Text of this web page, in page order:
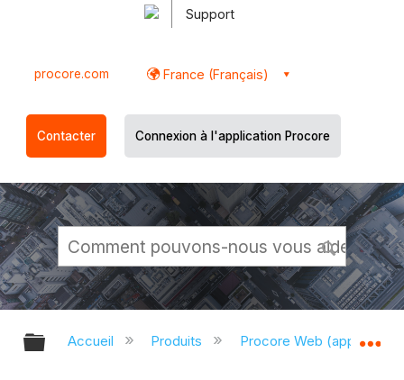
Support
procore.com France (Français)
Contacter Connexion à l'application Procore
Développer/réduire la hiérarchie
Accueil Produits Procore Web